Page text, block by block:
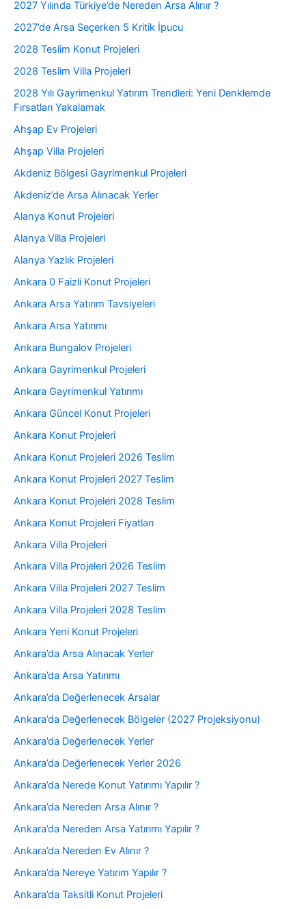
2027 Yılında Türkiye’de Nereden Arsa Alınır ?
2027’de Arsa Seçerken 5 Kritik İpucu
2028 Teslim Konut Projeleri
2028 Teslim Villa Projeleri
2028 Yılı Gayrimenkul Yatırım Trendleri: Yeni Denklemde
Fırsatları Yakalamak
Ahşap Ev Projeleri
Ahşap Villa Projeleri
Akdeniz Bölgesi Gayrimenkul Projeleri
Akdeniz’de Arsa Alınacak Yerler
Alanya Konut Projeleri
Alanya Villa Projeleri
Alanya Yazlık Projeleri
Ankara 0 Faizli Konut Projeleri
Ankara Arsa Yatırım Tavsiyeleri
Ankara Arsa Yatırımı
Ankara Bungalov Projeleri
Ankara Gayrimenkul Projeleri
Ankara Gayrimenkul Yatırımı
Ankara Güncel Konut Projeleri
Ankara Konut Projeleri
Ankara Konut Projeleri 2026 Teslim
Ankara Konut Projeleri 2027 Teslim
Ankara Konut Projeleri 2028 Teslim
Ankara Konut Projeleri Fiyatları
Ankara Villa Projeleri
Ankara Villa Projeleri 2026 Teslim
Ankara Villa Projeleri 2027 Teslim
Ankara Villa Projeleri 2028 Teslim
Ankara Yeni Konut Projeleri
Ankara’da Arsa Alınacak Yerler
Ankara’da Arsa Yatırımı
Ankara’da Değerlenecek Arsalar
Ankara’da Değerlenecek Bölgeler (2027 Projeksiyonu)
Ankara’da Değerlenecek Yerler
Ankara’da Değerlenecek Yerler 2026
Ankara’da Nerede Konut Yatırımı Yapılır ?
Ankara’da Nereden Arsa Alınır ?
Ankara’da Nereden Arsa Yatırımı Yapılır ?
Ankara’da Nereden Ev Alınır ?
Ankara’da Nereye Yatırım Yapılır ?
Ankara’da Taksitli Konut Projeleri